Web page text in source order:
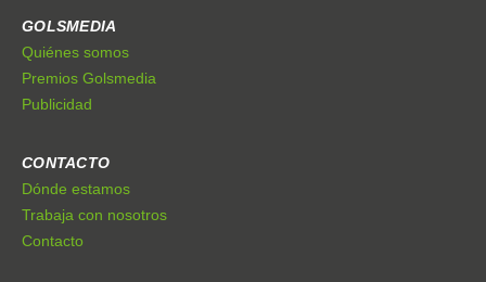
GOLSMEDIA
Quiénes somos
Premios Golsmedia
Publicidad
CONTACTO
Dónde estamos
Trabaja con nosotros
Contacto